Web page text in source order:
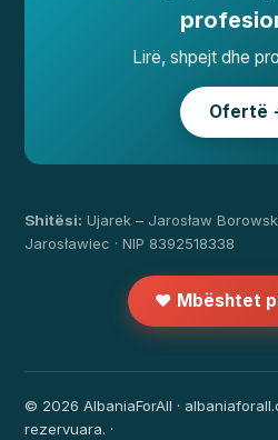
Lirë, shpejt dhe
Ofertë
Shitësi: Ujarek – Jarosław
Jarosławiec · NIP 8392518338
❤️ Mbështet
© 2026 AlbaniaForAll ·
rezervuara. ·